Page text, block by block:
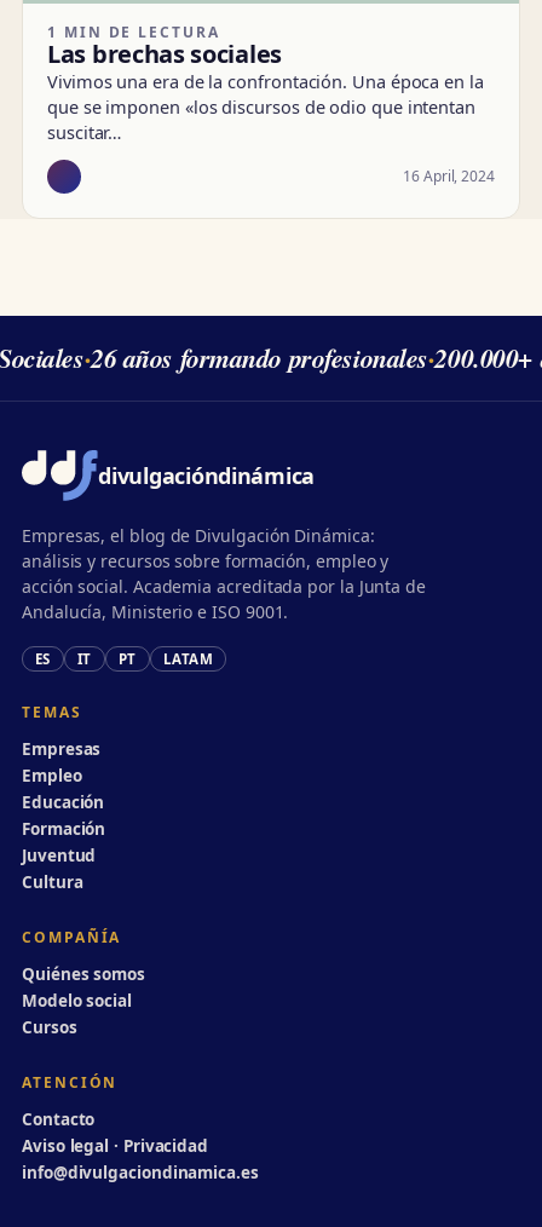
1 MIN DE LECTURA
Las brechas sociales
Vivimos una era de la confrontación. Una época en la
que se imponen «los discursos de odio que intentan
suscitar…
16 April, 2024
·26 años formando profesionales·200.000+
divulgacióndinámica
Empresas, el blog de Divulgación Dinámica:
análisis y recursos sobre formación, empleo y
acción social. Academia acreditada por la Junta de
Andalucía, Ministerio e ISO 9001.
ES IT PT LATAM
TEMAS
Empresas
Empleo
Educación
Formación
Juventud
Cultura
COMPAÑÍA
Quiénes somos
Modelo social
Cursos
ATENCIÓN
Contacto
Aviso legal · Privacidad
info@divulgaciondinamica.es